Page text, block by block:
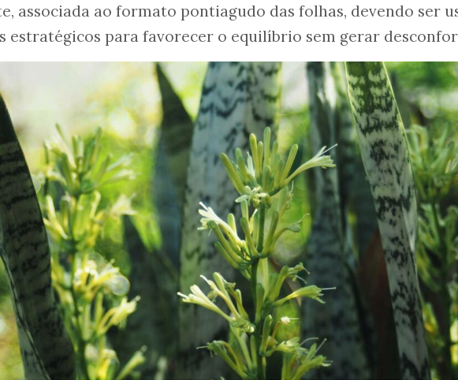
associada ao formato pontiagudo das folhas, devendo ser
estratégicos para favorecer o equilíbrio sem gerar